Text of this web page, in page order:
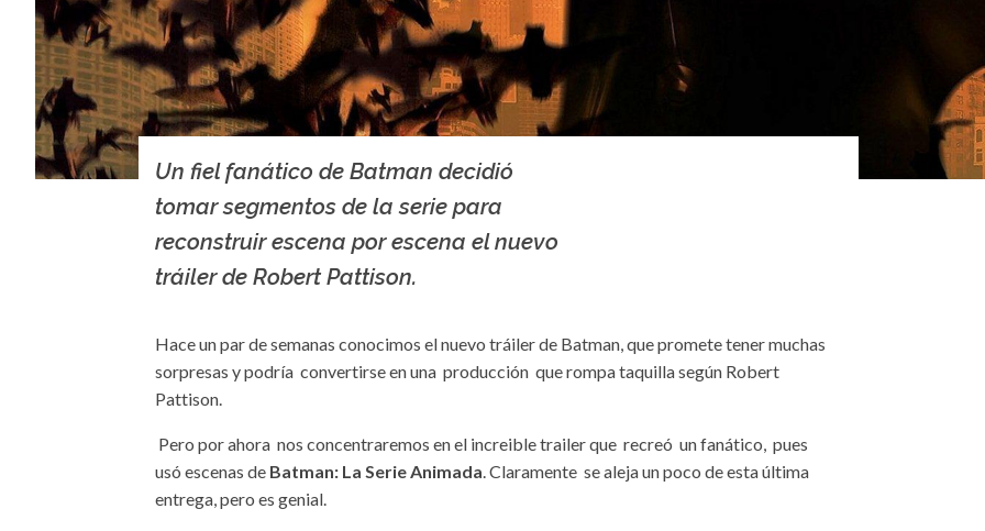
Un fiel fanático de Batman decidió
tomar segmentos de la serie para
reconstruir escena por escena el nuevo
tráiler de Robert Pattison.
Hace un par de semanas conocimos el nuevo tráiler de Batman, que promete tener muchas
sorpresas y podría convertirse en una producción que rompa taquilla según Robert
Pattison.
Pero por ahora nos concentraremos en el increible trailer que recreó un fanático, pues
usó escenas de Batman: La Serie Animada. Claramente se aleja un poco de esta última
entrega, pero es genial.